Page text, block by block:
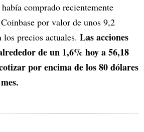
comprado recientemente
por valor de unos 9,2
precios actuales. Las acciones
de un 1,6% hoy a 56,18
por encima de los 80 dólares